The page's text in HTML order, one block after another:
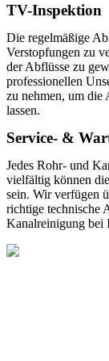
TV-Inspektion
Die regelmäßige
Verstopfungen zu
der Abflüsse zu
professionellen
zu nehmen, um die
lassen.
Service- &
Jedes Rohr- und
vielfältig können
sein. Wir verfügen
richtige technische
Kanalreinigung bei